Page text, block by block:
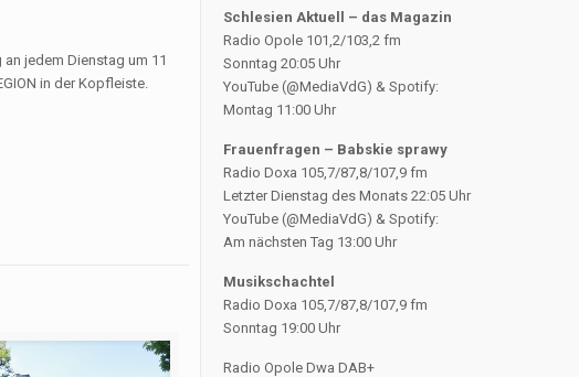
jedem Dienstag um 11
in der Kopfleiste.
Schlesien Aktuell – das Magazin
Radio Opole 101,2/103,2 fm
Sonntag 20:05 Uhr
YouTube (@MediaVdG) & Spotify:
Montag 11:00 Uhr
Frauenfragen – Babskie sprawy
Radio Doxa 105,7/87,8/107,9 fm
Letzter Dienstag des Monats 22:05 Uhr
YouTube (@MediaVdG) & Spotify:
Am nächsten Tag 13:00 Uhr
Musikschachtel
Radio Doxa 105,7/87,8/107,9 fm
Sonntag 19:00 Uhr
Radio Opole Dwa DAB+